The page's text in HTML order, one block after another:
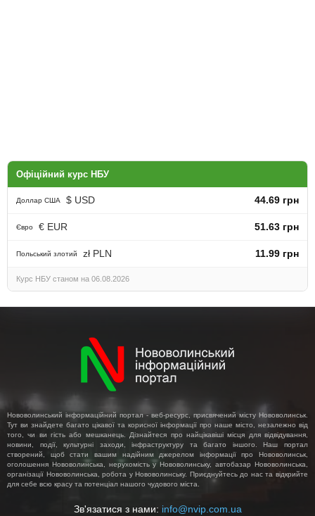
Офіційний курс НБУ
Доллар США $ USD 44.69 грн
Євро € EUR 51.63 грн
Польський злотий zł PLN 11.99 грн
Курс НБУ станом на 06.08.2026
Нововолинський інформаційний портал - веб-ресурс, присвячений місту Нововолинськ.
Тут ви знайдете багато цікавої та корисної інформації про наше місто, незалежно від
того, чи ви гість або мешканець. Дізнайтеся про найцікавіші місця для відвідування,
новини, події, культурні заходи, інфраструктуру та багато іншого. Наш портал
створений, щоб стати вашим надійним джерелом інформації про Нововолинськ,
оголошення Нововолинська, нерухомість у Нововолинську, автобазар Нововолинська,
організації Нововолинська, робота у Нововолинську. Приєднуйтесь до нас та відкрийте
для себе всю красу та потенціал нашого чудового міста.
Зв'язатися з нами: info@nvip.com.ua